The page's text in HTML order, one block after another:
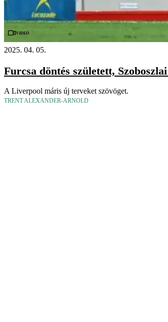
Videó
2025. 04. 05.
Furcsa döntés született,
A Liverpool máris új terveket szövöget.
TRENT ALEXANDER-ARNOLD